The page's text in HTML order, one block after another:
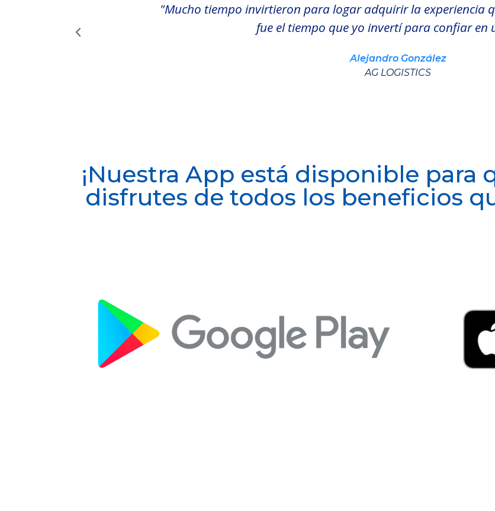
"Mucho tiempo invirtieron para logar adquirir la experiencia
fue el tiempo que yo invertí para confiar en
Alejandro González
AG LOGISTICS
¡Nuestra App está disponible para
disfrutes de todos los beneficios